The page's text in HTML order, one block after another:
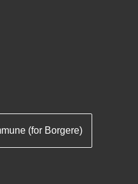
(for Borgere)